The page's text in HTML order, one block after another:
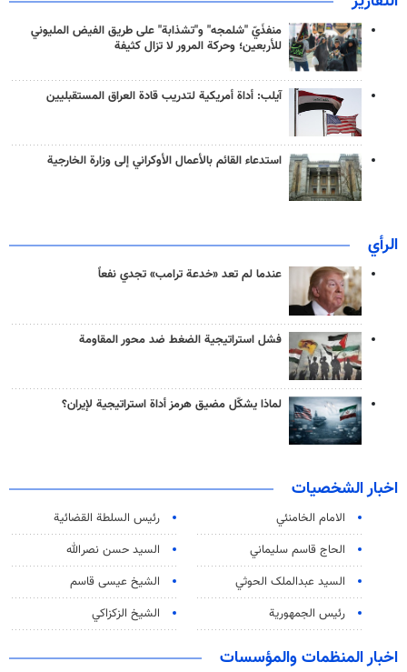
منفذَيّ "شلمجه" و"تشذابة" على طريق الفيض المليوني
للأربعين؛ وحركة المرور لا تزال كثيفة
آيلب: أداة أمريكية لتدريب قادة العراق المستقبليين
استدعاء القائم بالأعمال الأوكراني إلى وزارة الخارجية
الرأي
عندما لم تعد «خدعة ترامب» تجدي نفعاً
فشل استراتيجية الضغط ضد محور المقاومة
لماذا يشكّل مضيق هرمز أداة استراتيجية لإيران؟
اخبار الشخصيات
الامام الخامنئي
رئیس السلطة القضائیة
الحاج قاسم سليماني
السيد حسن نصرالله
السید عبدالملک الحوثي
الشيخ عيسى قاسم
رئيس الجمهورية
الشيخ الزكزاكي
اخبار المنظمات والمؤسسات